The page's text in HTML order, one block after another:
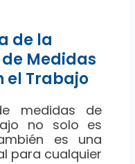
de la
Medidas
el Trabajo
medidas de
no solo es
es una
para cualquier